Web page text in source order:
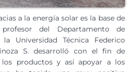
a la energía solar es la base de
del Departamento de
Universidad Técnica Federico
S. desarrolló con el fin de
productos y así apoyar a los